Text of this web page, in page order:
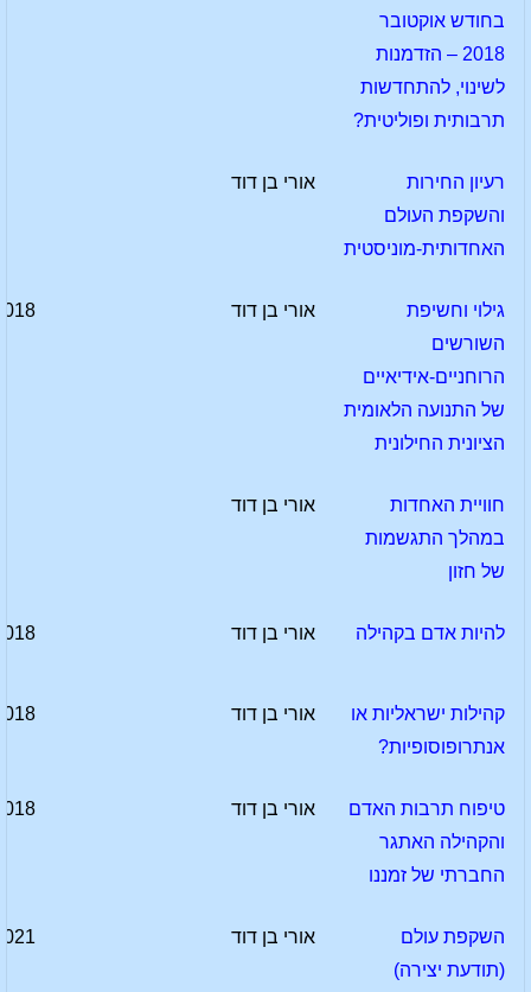
בחודש אוקטובר
2018 – הזדמנות
לשינוי, להתחדשות
תרבותית ופוליטית?
רעיון החירות
והשקפת העולם
האחדותית-מוניסטית
אורי בן דוד
גילוי וחשיפת
השורשים
הרוחניים-אידיאיים
של התנועה הלאומית
הציונית החילונית
אורי בן דוד
חוויית האחדות
במהלך התגשמות
של חזון
אורי בן דוד
להיות אדם בקהילה אורי בן דוד
קהילות ישראליות או
אנתרופוסופיות?
אורי בן דוד
טיפוח תרבות האדם
והקהילה האתגר
החברתי של זמננו
אורי בן דוד
השקפת עולם
(תודעת יצירה)
אורי בן דוד